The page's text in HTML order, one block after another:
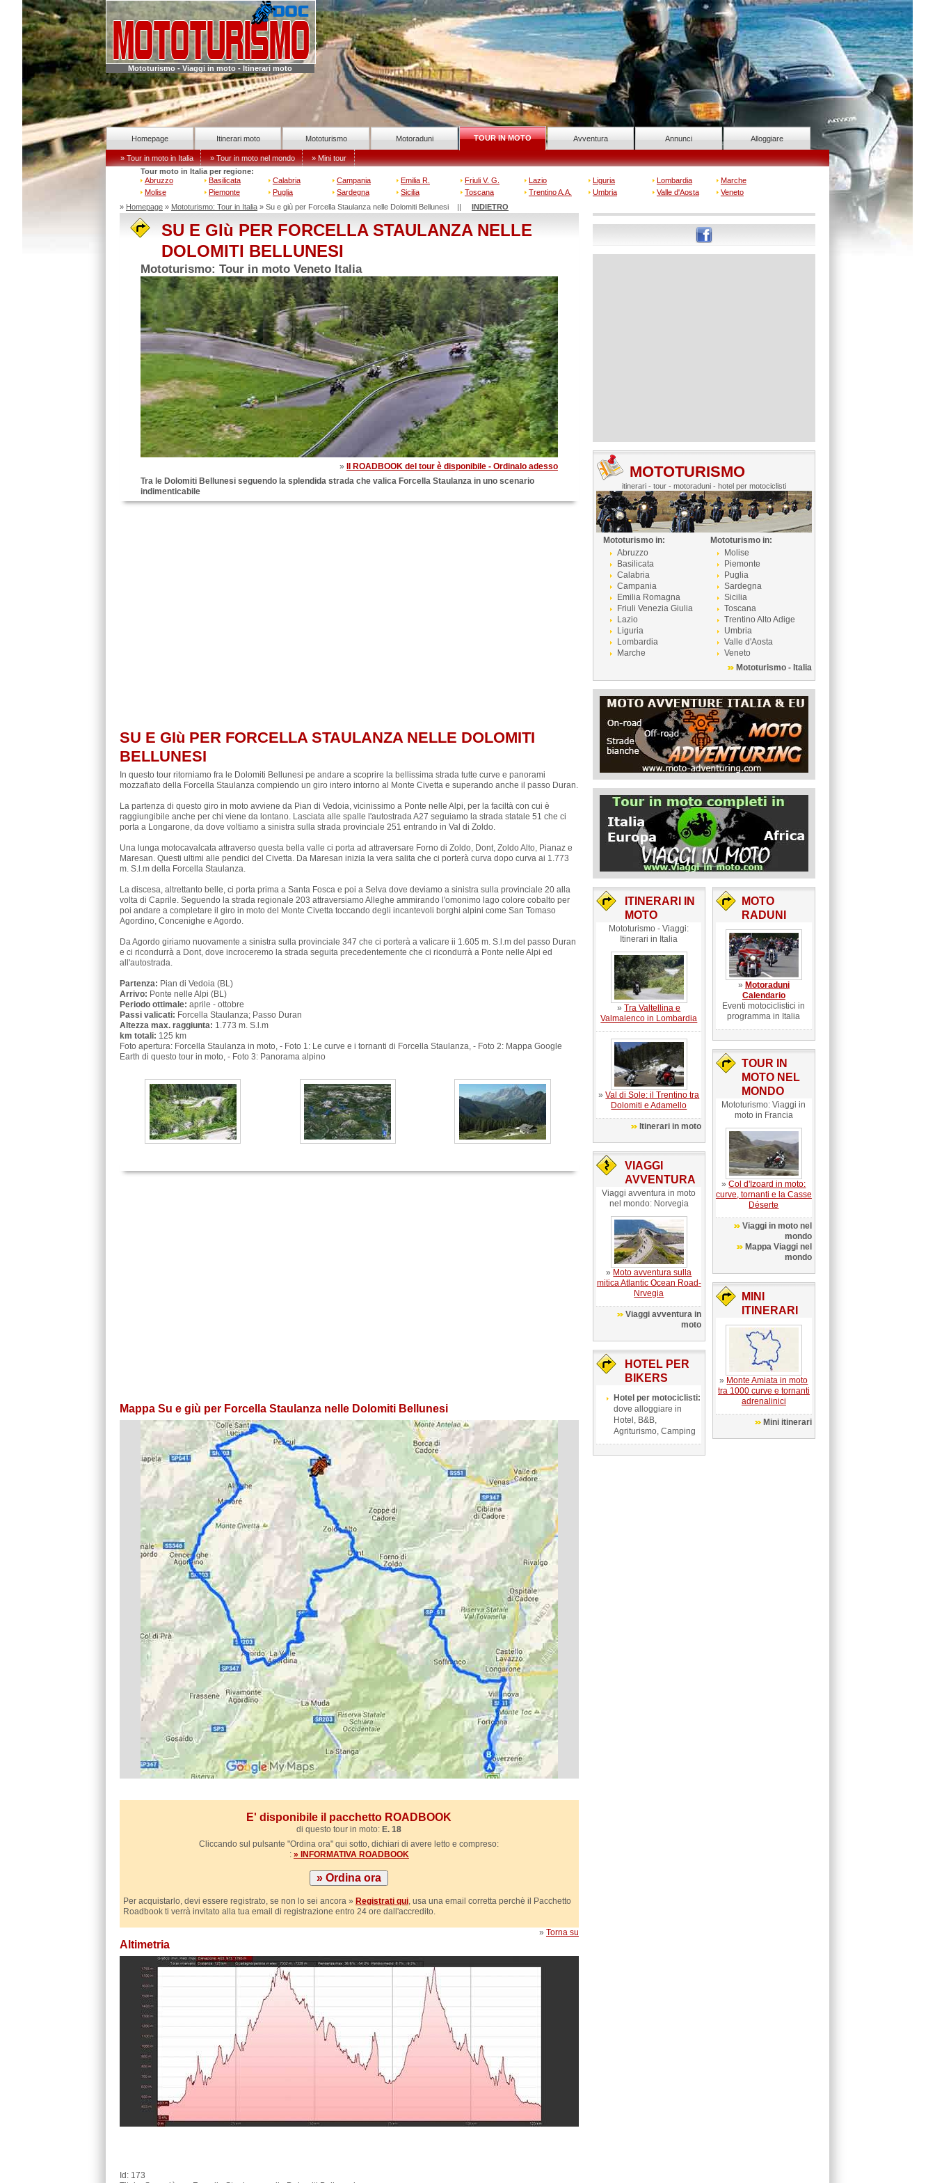
Mototurismo - Viaggi in moto - Itinerari moto
Homepage Itinerari moto Mototurismo Motoraduni TOUR IN MOTO Avventura Annunci Alloggiare
» Tour in moto in Italia » Tour in moto nel mondo
» Mini tour
Tour moto in Italia per regione:
Abruzzo
Basilicata Calabria Campania Emilia R. Friuli V. G. Lazio Liguria Lombardia
Marche
Molise
Piemonte Puglia Sardegna Sicilia Toscana Trentino A.A. Umbria Valle d'Aosta
Veneto
» Homepage» Mototurismo: Tour in Italia» Su e giù per Forcella Staulanza nelle Dolomiti Bellunesi || INDIETRO
SU E GIù PER FORCELLA STAULANZA NELLE
DOLOMITI BELLUNESI
Mototurismo: Tour in moto Veneto Italia
»
Il ROADBOOK del tour è disponibile - Ordinalo adesso
Tra le Dolomiti Bellunesi seguendo la splendida strada che valica Forcella Staulanza in uno scenario
indimenticabile
SU E GIù PER FORCELLA STAULANZA NELLE DOLOMITI
BELLUNESI
In questo tour ritorniamo fra le Dolomiti Bellunesi pe andare a scoprire la bellissima strada tutte curve e panorami
mozzafiato della Forcella Staulanza compiendo un giro intero intorno al Monte Civetta e superando anche il passo Duran.
La partenza di questo giro in moto avviene da Pian di Vedoia, vicinissimo a Ponte nelle Alpi, per la faciltà con cui è
raggiungibile anche per chi viene da lontano. Lasciata alle spalle l'autostrada A27 seguiamo la strada statale 51 che ci
porta a Longarone, da dove voltiamo a sinistra sulla strada provinciale 251 entrando in Val di Zoldo.
Una lunga motocavalcata attraverso questa bella valle ci porta ad attraversare Forno di Zoldo, Dont, Zoldo Alto, Pianaz e
Maresan. Questi ultimi alle pendici del Civetta. Da Maresan inizia la vera salita che ci porterà curva dopo curva ai 1.773
m. S.l.m della Forcella Staulanza.
La discesa, altrettanto belle, ci porta prima a Santa Fosca e poi a Selva dove deviamo a sinistra sulla provinciale 20 alla
volta di Caprile. Seguendo la strada regionale 203 attraversiamo Alleghe ammirando l'omonimo lago colore cobalto per
poi andare a completare il giro in moto del Monte Civetta toccando degli incantevoli borghi alpini come San Tomaso
Agordino, Concenighe e Agordo.
Da Agordo giriamo nuovamente a sinistra sulla provinciale 347 che ci porterà a valicare ii 1.605 m. S.l.m del passo Duran
e ci ricondurrà a Dont, dove incroceremo la strada seguita precedentemente che ci ricondurrà a Ponte nelle Alpi ed
all'autostrada.
Partenza: Pian di Vedoia (BL)
Arrivo: Ponte nelle Alpi (BL)
Periodo ottimale: aprile - ottobre
Passi valicati: Forcella Staulanza; Passo Duran
Altezza max. raggiunta: 1.773 m. S.l.m
km totali: 125 km
Foto apertura: Forcella Staulanza in moto, - Foto 1: Le curve e i tornanti di Forcella Staulanza, - Foto 2: Mappa Google
Earth di questo tour in moto, - Foto 3: Panorama alpino
Mappa Su e giù per Forcella Staulanza nelle Dolomiti Bellunesi
E' disponibile il pacchetto ROADBOOK
di questo tour in moto: E. 18
Cliccando sul pulsante "Ordina ora" qui sotto, dichiari di avere letto e compreso:
: » INFORMATIVA ROADBOOK
Per acquistarlo, devi essere registrato, se non lo sei ancora » Registrati qui, usa una email corretta perchè il Pacchetto
Roadbook ti verrà invitato alla tua email di registrazione entro 24 ore dall'accredito.
» Torna su
Altimetria
Id: 173
MOTOTURISMO
itinerari - tour - motoraduni - hotel per motociclisti
Mototurismo in:
Abruzzo
Basilicata
Calabria
Campania
Emilia Romagna
Friuli Venezia Giulia
Lazio
Liguria
Lombardia
Marche
Mototurismo in:
Molise
Piemonte
Puglia
Sardegna
Sicilia
Toscana
Trentino Alto Adige
Umbria
Valle d'Aosta
Veneto
Mototurismo - Italia
ITINERARI IN
MOTO
Mototurismo - Viaggi:
Itinerari in Italia
»Tra Valtellina e
Valmalenco in Lombardia
»Val di Sole: il Trentino tra
Dolomiti e Adamello
Itinerari in moto
VIAGGI
AVVENTURA
Viaggi avventura in moto
nel mondo: Norvegia
» Moto avventura sulla
mitica Atlantic Ocean Road-
Nrvegia
Viaggi avventura in
moto
HOTEL PER
BIKERS
Hotel per motociclisti:
dove alloggiare in
Hotel, B&B,
Agriturismo, Camping
MOTO
RADUNI
» Motoraduni
Calendario
Eventi motociclistici in
programma in Italia
TOUR IN
MOTO NEL
MONDO
Mototurismo: Viaggi in
moto in Francia
»Col d'Izoard in moto:
curve, tornanti e la Casse
Déserte
Viaggi in moto nel
mondo
Mappa Viaggi nel
mondo
MINI
ITINERARI
» Monte Amiata in moto
tra 1000 curve e tornanti
adrenalinici
Mini itinerari